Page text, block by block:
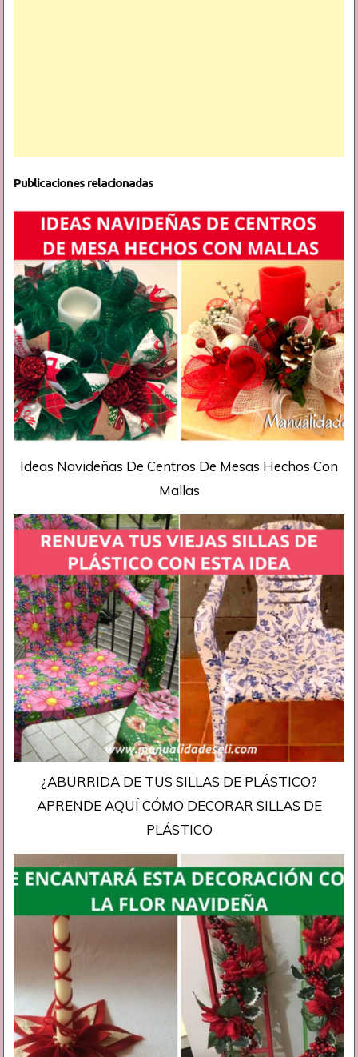
Publicaciones relacionadas
Ideas Navideñas De Centros De Mesas Hechos Con
Mallas
¿ABURRIDA DE TUS SILLAS DE PLÁSTICO?
APRENDE AQUÍ CÓMO DECORAR SILLAS DE
PLÁSTICO